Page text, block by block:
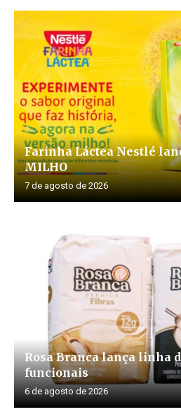
Farinha Láctea Nestlé
MILHO
7 de agosto de 2026
Rosa Branca lança linha
funcionais
6 de agosto de 2026